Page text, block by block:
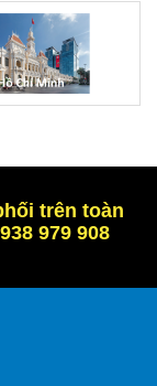
trên toàn
979 908